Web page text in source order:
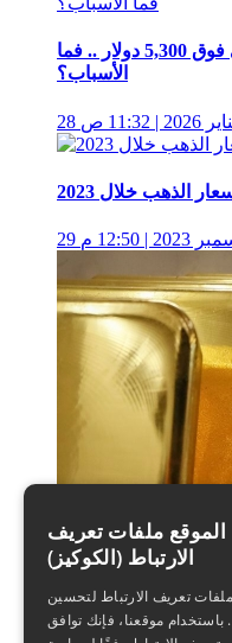
عاجل: الذهب يواصل صعوده الجنوني فوق 5,300 دولار .. فما
الأسباب؟
2026 | 11:32 ص
| 12:50 م
المقبلة
ملفات تعريف
الارتباط (الكوكيز)
تعريف الارتباط لتحسين
موقعنا، فإنك توافق